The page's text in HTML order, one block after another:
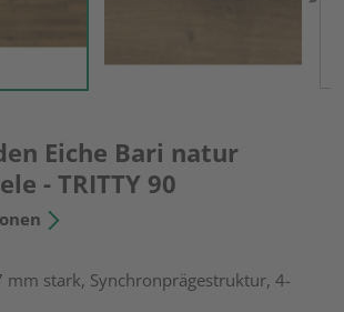
Eiche Bari natur
- TRITTY 90
mm stark, Synchronprägestruktur, 4-